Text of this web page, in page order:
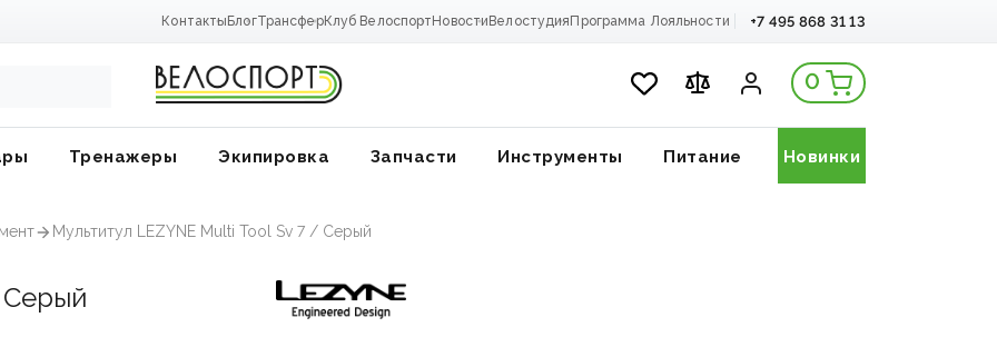
Контакты БлогТрансферКлуб Велоспорт Новости Велостудия Программа Лояльности +7 495 868 31 13
0
Тренажеры Экипировка Запчасти Инструменты Питание Новинки
Мультитул LEZYNE Multi Tool Sv 7 / Серый